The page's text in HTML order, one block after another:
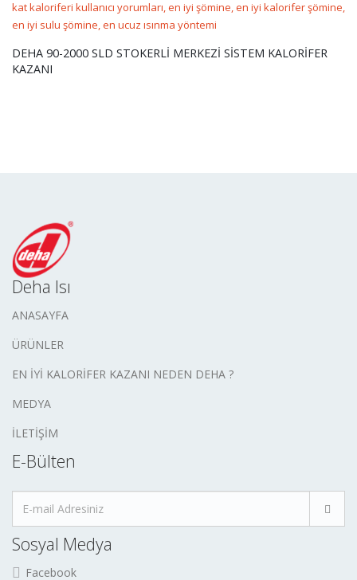
DEHA 90-2000 SLD STOKERLİ MERKEZİ SİSTEM KALORİFER
KAZANI
Deha Isı
ANASAYFA
ÜRÜNLER
EN İYİ KALORİFER KAZANI NEDEN DEHA ?
MEDYA
İLETİŞİM
E-Bülten
Sosyal Medya
Facebook